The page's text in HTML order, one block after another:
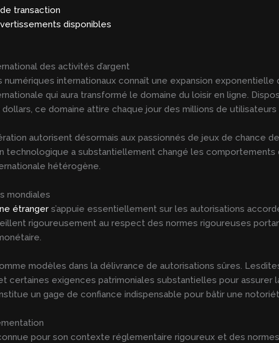
transaction
disponibles
des activités d’argent
internationaux connaît une expansion
qui aura transformé le domaine du loisir en ligne.
ce domaine attire chaque jour des millions de
autorisent désormais aux passionnés de jeux de chance
technologique a substantiellement changé les
hétérogène.
mondiales
étranger s’appuie essentiellement sur les autorisations
rigoureusement au respect des normes rigoureuses
modèles dans la délivrance de autorisations sûres.
certaines exigences patrimoniales substantielles pour
un gage de confiance indispensable pour bâtir une
pour son contexte réglementaire rigoureux et des